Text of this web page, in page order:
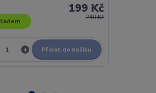
249 Kč
199 Kč
Přidat do košíku